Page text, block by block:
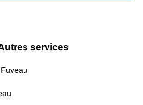
services